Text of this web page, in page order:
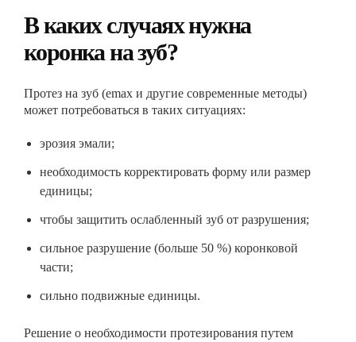
В каких случаях нужна
коронка на зуб?
Протез на зуб (emax и другие современные методы)
может потребоваться в таких ситуациях:
эрозия эмали;
необходимость корректировать форму или размер
единицы;
чтобы защитить ослабленный зуб от разрушения;
сильное разрушение (больше 50 %) коронковой
части;
сильно подвижные единицы.
Решение о необходимости протезирования путем